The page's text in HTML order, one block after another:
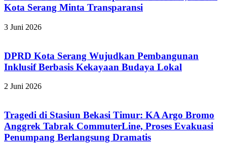
Kota Serang Minta Transparansi
3 Juni 2026
DPRD Kota Serang Wujudkan Pembangunan
Inklusif Berbasis Kekayaan Budaya Lokal
2 Juni 2026
Tragedi di Stasiun Bekasi Timur: KA Argo Bromo
Anggrek Tabrak CommuterLine, Proses Evakuasi
Penumpang Berlangsung Dramatis